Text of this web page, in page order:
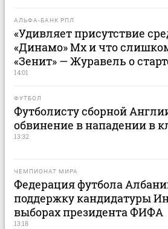
АЛЬФА-БАНК РПЛ
«Удивляет присутствие
«Динамо» Мх и что
«Зенит» — Журавель о
14:01
ФУТБОЛ
Футболисту сборной
обвинение в нападении в
13:32
ЧЕМПИОНАТ МИРА
Федерация футбола
поддержку кандидатуры
выборах президента ФИФА
13:18